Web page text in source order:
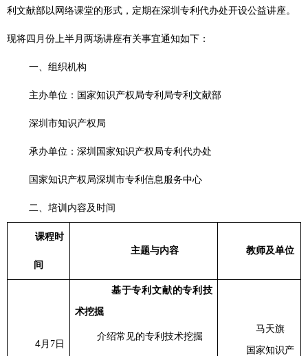
利文献部以网络课堂的形式，定期在深圳专利代办处开设公益讲座。
现将四月份上半月两场讲座有关事宜通知如下：
一、组织机构
主办单位：国家知识产权局专利局专利文献部
深圳市知识产权局
承办单位：深圳国家知识产权局专利代办处
国家知识产权局深圳市专利信息服务中心
二、培训内容及时间
课程时
间
主题与内容 教师及单位
4月 7日
基于专利文献的专利技
术挖掘
介绍常见的专利技术挖掘
马天旗
国家知识产